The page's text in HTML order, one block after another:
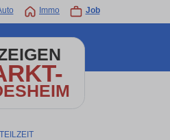
Immo Job
TEILZEIT